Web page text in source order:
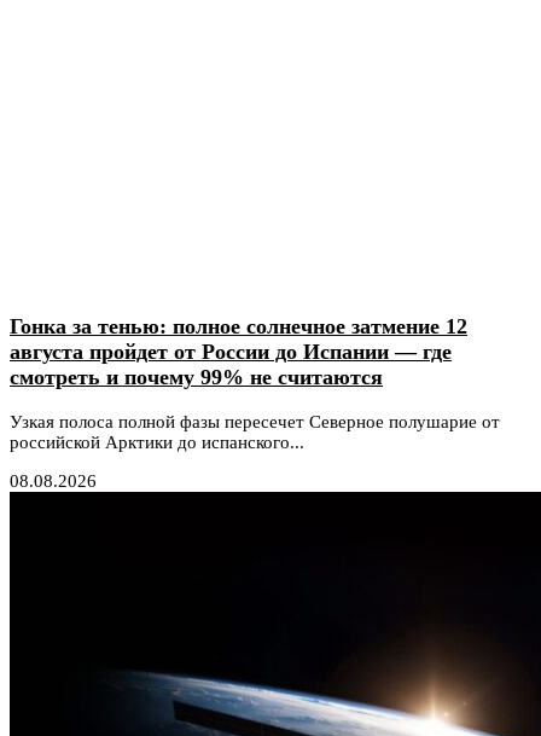
Гонка за тенью: полное солнечное затмение 12
августа пройдет от России до Испании — где
смотреть и почему 99% не считаются
Узкая полоса полной фазы пересечет Северное полушарие от
российской Арктики до испанского...
08.08.2026